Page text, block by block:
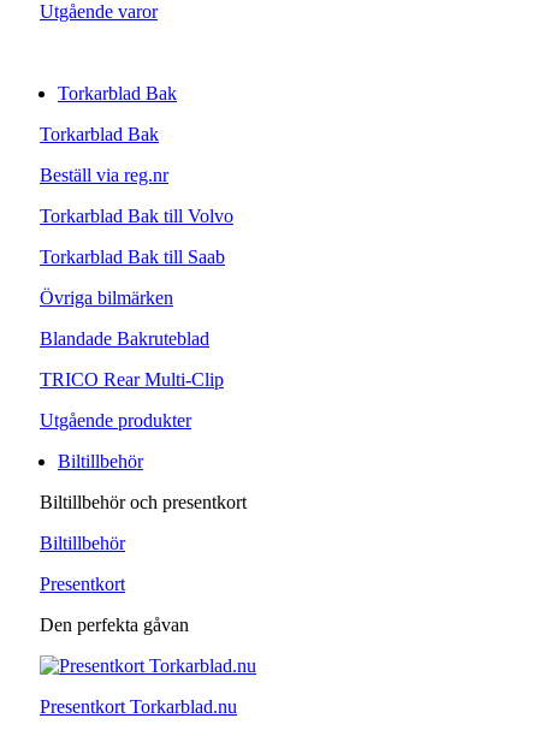
Utgående varor
Torkarblad Bak
Torkarblad Bak
Beställ via reg.nr
Torkarblad Bak till Volvo
Torkarblad Bak till Saab
Övriga bilmärken
Blandade Bakruteblad
TRICO Rear Multi-Clip
Utgående produkter
Biltillbehör
Biltillbehör och presentkort
Biltillbehör
Presentkort
Den perfekta gåvan
Presentkort Torkarblad.nu